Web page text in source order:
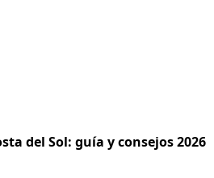
del Sol: guía y consejos 2026